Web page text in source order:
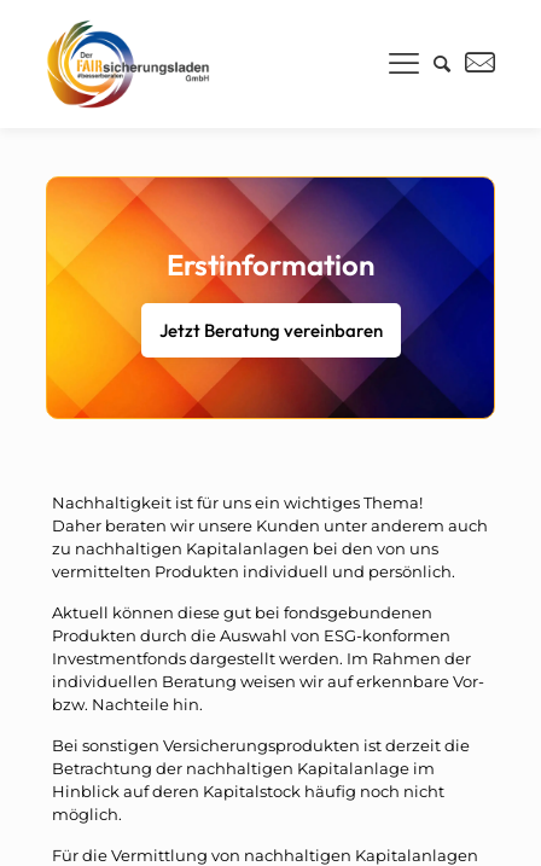
Erstinformation
Jetzt Beratung vereinbaren
Nachhaltigkeit ist für uns ein wichtiges Thema!
Daher beraten wir unsere Kunden unter anderem auch
zu nachhaltigen Kapitalanlagen bei den von uns
vermittelten Produkten individuell und persönlich.
Aktuell können diese gut bei fondsgebundenen
Produkten durch die Auswahl von ESG-konformen
Investmentfonds dargestellt werden. Im Rahmen der
individuellen Beratung weisen wir auf erkennbare Vor-
bzw. Nachteile hin.
Bei sonstigen Versicherungsprodukten ist derzeit die
Betrachtung der nachhaltigen Kapitalanlage im
Hinblick auf deren Kapitalstock häufig noch nicht
möglich.
Für die Vermittlung von nachhaltigen Kapitalanlagen